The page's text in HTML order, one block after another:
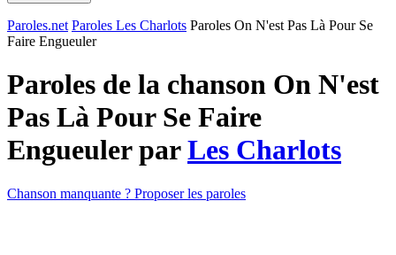
Paroles.net Paroles Les Charlots Paroles On N'est Pas Là Pour Se
Faire Engueuler
Paroles de la chanson On N'est
Pas Là Pour Se Faire
Engueuler parLes Charlots
Chanson manquante ? Proposer les paroles